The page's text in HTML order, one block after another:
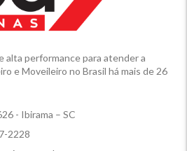
alta performance para atender a
e Moveileiro no Brasil há mais de 26
- Ibirama – SC
2228